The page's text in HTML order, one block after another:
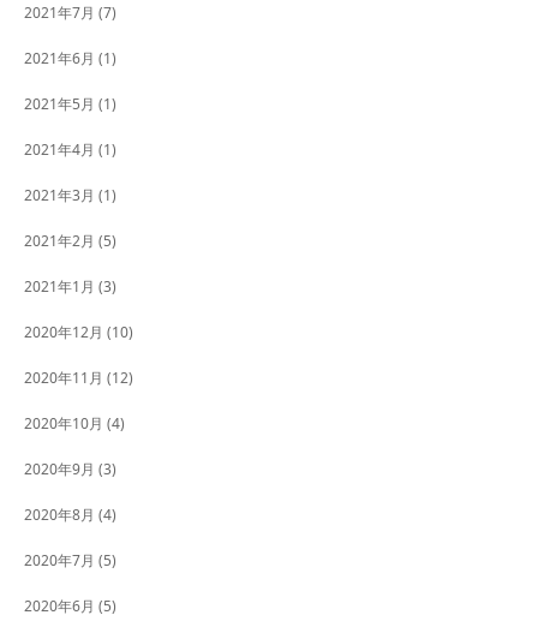
2021年7月 (7)
2021年6月 (1)
2021年5月 (1)
2021年4月 (1)
2021年3月 (1)
2021年2月 (5)
2021年1月 (3)
2020年12月 (10)
2020年11月 (12)
2020年10月 (4)
2020年9月 (3)
2020年8月 (4)
2020年7月 (5)
2020年6月 (5)